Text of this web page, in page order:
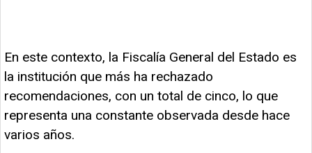
En este contexto, la Fiscalía General del Estado es
la institución que más ha rechazado
recomendaciones, con un total de cinco, lo que
representa una constante observada desde hace
varios años.